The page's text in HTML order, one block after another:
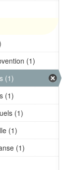
(1)
(1)
(1)
(1)
(1)
(1)